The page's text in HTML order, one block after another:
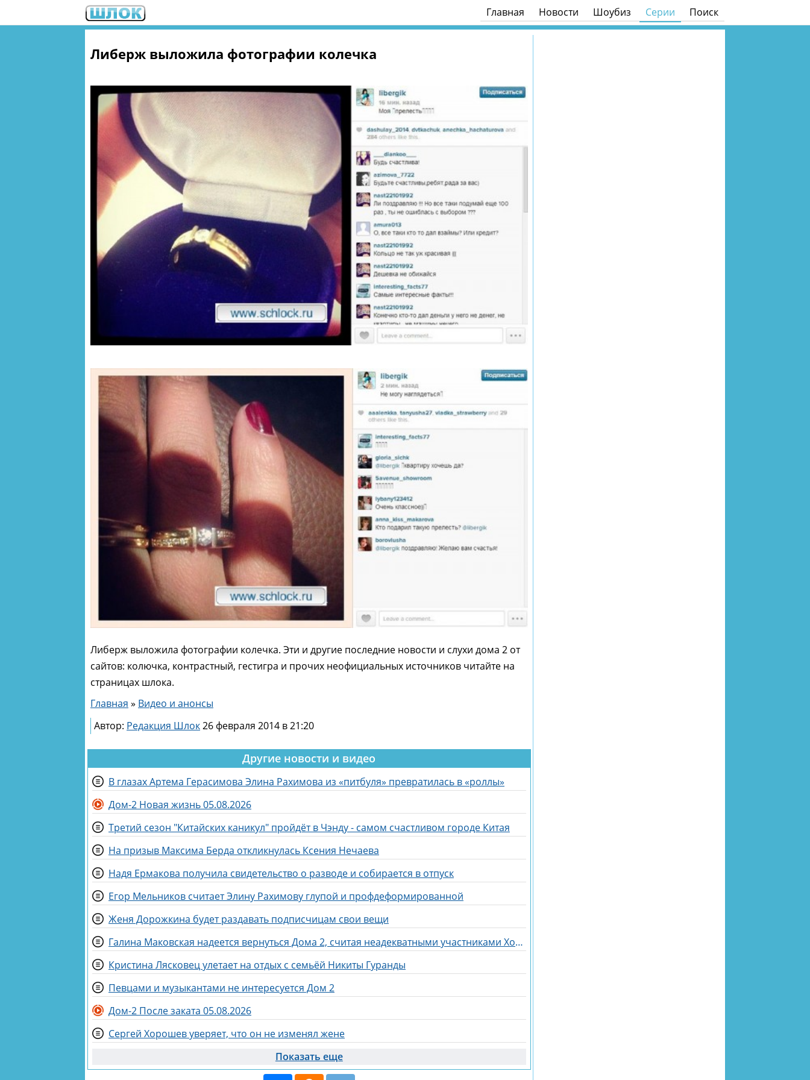
Главная Новости Шоубиз Серии Поиск
Либерж выложила фотографии колечка
Либерж выложила фотографии колечка. Эти и другие последние новости и слухи дома 2 от
сайтов: колючка, контрастный, гестигра и прочих неофициальных источников читайте на
страницах шлока.
Главная » Видео и анонсы
Автор: Редакция Шлок26 февраля 2014 в 21:20
Другие новости и видео
В глазах Артема Герасимова Элина Рахимова из «питбуля» превратилась в «роллы»
Дом-2 Новая жизнь 05.08.2026
Третий сезон "Китайских каникул" пройдёт в Чэнду - самом счастливом городе Китая
На призыв Максима Берда откликнулась Ксения Нечаева
Надя Ермакова получила свидетельство о разводе и собирается в отпуск
Егор Мельников считает Элину Рахимову глупой и профдеформированной
Женя Дорожкина будет раздавать подписчицам свои вещи
Галина Маковская надеется вернуться Дома 2, считая неадекватными участниками Хорошева, Адеева и Рахимову
Кристина Лясковец улетает на отдых с семьёй Никиты Гуранды
Певцами и музыкантами не интересуется Дом 2
Дом-2 После заката 05.08.2026
Сергей Хорошев уверяет, что он не изменял жене
Показать еще